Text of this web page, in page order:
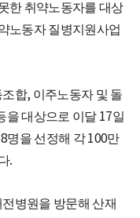
한 취약노동자를 대상
노동자 질병지원사업
조합, 이주노동자 및 돌
을 대상으로 이달 17일
8명을 선정해 각100만
.
병원을 방문해 산재